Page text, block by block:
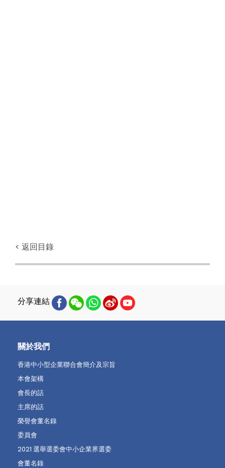
< 返回目錄
分享連結
關於我們
香港中小型企業聯合會簡介及宗旨
本會架構
會長的話
主席的話
榮譽會董名錄
委員會
2021 選舉選委會中小企業界選委
會董名錄